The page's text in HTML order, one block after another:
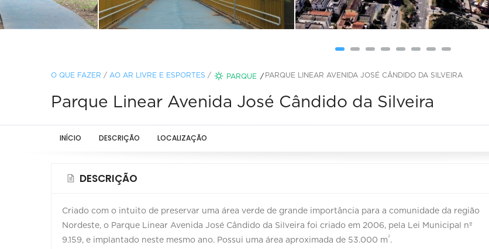
O QUE FAZER / AO AR LIVRE E ESPORTES / PARQUE PARQUE LINEAR AVENIDA JOSÉ CÂNDIDO DA SILVEIRA
Parque Linear Avenida José Cândido da Silveira
INÍCIO DESCRIÇÃO LOCALIZAÇÃO
DESCRIÇÃO
Criado com o intuito de preservar uma área verde de grande importância para a comunidade da região
Nordeste, o Parque Linear Avenida José Cândido da Silveira foi criado em 2006, pela Lei Municipal nº
9.159, e implantado neste mesmo ano. Possui uma área aproximada de 53.000 m².